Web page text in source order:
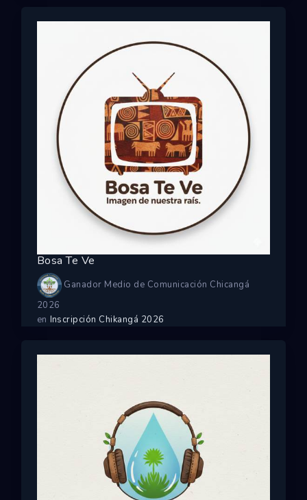
Bosa Te Ve
Ganador Medio de Comunicación Chicangá
2026
en Inscripción Chikangá 2026